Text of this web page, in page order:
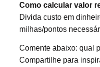
Como calcular valor
Divida custo em
milhas/pontos
Comente abaixo: qual
Compartilhe para